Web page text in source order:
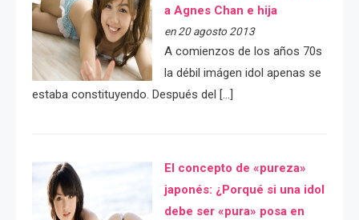
a Agnes Chan e hija
en 20 agosto 2013
A comienzos de los años 70s
la débil imágen idol apenas se
estaba constituyendo. Después del […]
El concepto de «pureza»
japonés: ¿Porqué si una idol
debe ser «pura» posa en